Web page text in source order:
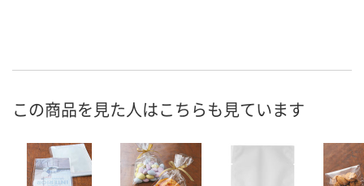
この商品を見た人はこちらも見ています